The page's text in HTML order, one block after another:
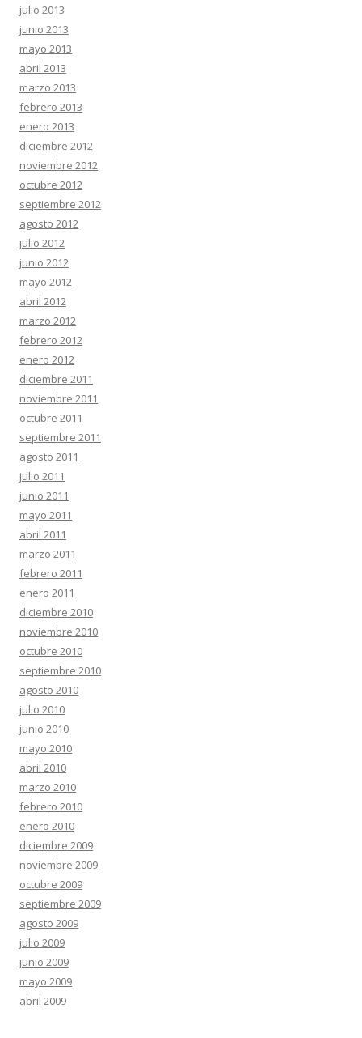
julio 2013
junio 2013
mayo 2013
abril 2013
marzo 2013
febrero 2013
enero 2013
diciembre 2012
noviembre 2012
octubre 2012
septiembre 2012
agosto 2012
julio 2012
junio 2012
mayo 2012
abril 2012
marzo 2012
febrero 2012
enero 2012
diciembre 2011
noviembre 2011
octubre 2011
septiembre 2011
agosto 2011
julio 2011
junio 2011
mayo 2011
abril 2011
marzo 2011
febrero 2011
enero 2011
diciembre 2010
noviembre 2010
octubre 2010
septiembre 2010
agosto 2010
julio 2010
junio 2010
mayo 2010
abril 2010
marzo 2010
febrero 2010
enero 2010
diciembre 2009
noviembre 2009
octubre 2009
septiembre 2009
agosto 2009
julio 2009
junio 2009
mayo 2009
abril 2009